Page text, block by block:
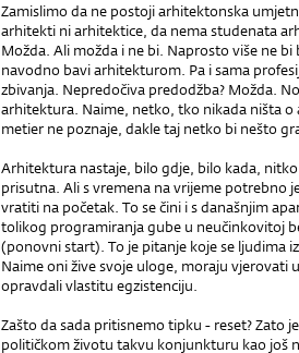
Zamislimo da ne postoji arhitektonska
arhitekti ni arhitektice, da nema studenata
Možda. Ali možda i ne bi. Naprosto više ne
navodno bavi arhitekturom. Pa i sama
zbivanja. Nepredočiva predodžba? Možda.
arhitektura. Naime, netko, tko nikada ništa
metier ne poznaje, dakle taj netko bi nešto
Arhitektura nastaje, bilo gdje, bilo kada,
prisutna. Ali s vremena na vrijeme potrebno
vratiti na početak. To se čini i s današnjim
tolikog programiranja gube u neučinkovitoj
(ponovni start). To je pitanje koje se ljudima
Naime oni žive svoje uloge, moraju vjerovati
opravdali vlastitu egzistenciju.
Zašto da sada pritisnemo tipku - reset? Zato
političkom životu takvu konjunkturu kao još